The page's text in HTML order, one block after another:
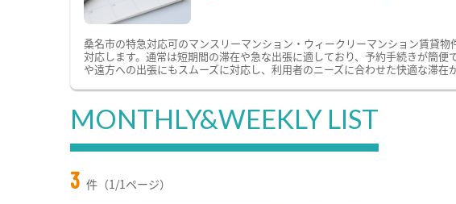
桑名市の特急対応可のマンスリーマンション・ウィークリーマンション賃貸
対応します。通常は短期間の滞在や急な出張に適しており、予約手続きが簡
や遠方への出張にもスムーズに対応し、利用者のニーズに合わせた快適な滞在
MONTHLY&WEEKLY LIST
3 件（1/1ページ）